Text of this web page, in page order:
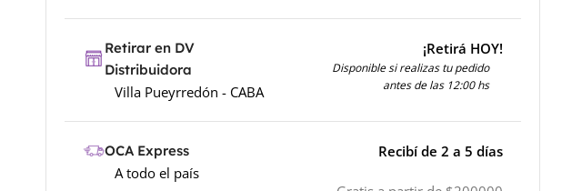
Retirar en DV
Distribuidora
Villa Pueyrredón - CABA
¡Retirá HOY!
Disponible si realizas tu pedido
antes de las 12:00 hs
OCA Express
A todo el país
Recibí de 2 a 5 días